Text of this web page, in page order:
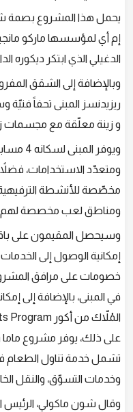
يحمل هذا المشروع بصمة
إم أي لمؤسسها ماركو
الدغيلي الذي ابتكر ديكوره
وبالإضافة إلى الشقق
ريزيدنسز المبنى تحفاً
و زينة معلّقة مع مجسمات
ويوفر
ومتعدّد الاستخدامات،
مخصّصة للأنشطة
ومناطق لعب مخصصة
وسيحصل المقيمون على
إمكانية الوصول إلى
خصومات على مرافق
في المبنى، بالإضافة إلى
على ذلك، يوفر مشروع
تشمل خدمة تناول الطعام
وخدمات التسوّق، والنقل
وقال شون ماكولي، الرئيس